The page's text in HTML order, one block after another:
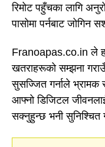
रिमोट पहुँचका लागि
पासोमा पर्नबाट जोगिन
Franoapas.co.in ले
खतराहरूको सम्झना
सुसज्जित गर्नाले भ्रामक
आफ्नो डिजिटल जीवनलाई
सक्नुहुन्छ भनी सुनिश्चित